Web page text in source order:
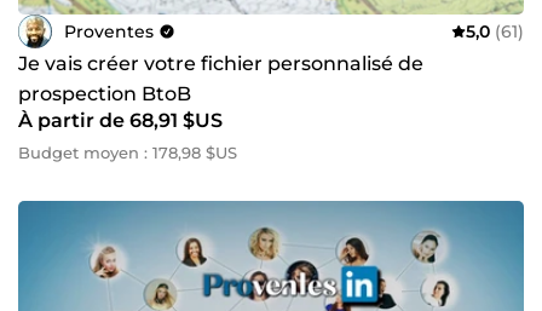
Proventes 5,0 (61)
Je vais créer votre fichier personnalisé de
prospection BtoB
À partir de 68,91 $US
Budget moyen : 178,98 $US